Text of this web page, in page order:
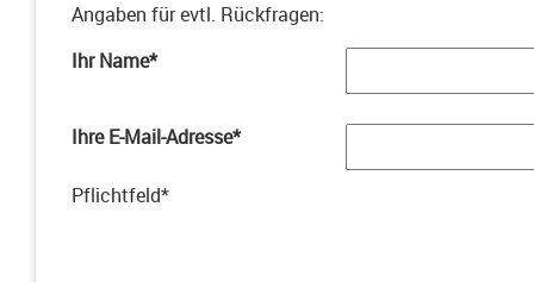
Angaben für evtl. Rückfragen:
Ihr Name*
Ihre E-Mail-Adresse*
Pflichtfeld*